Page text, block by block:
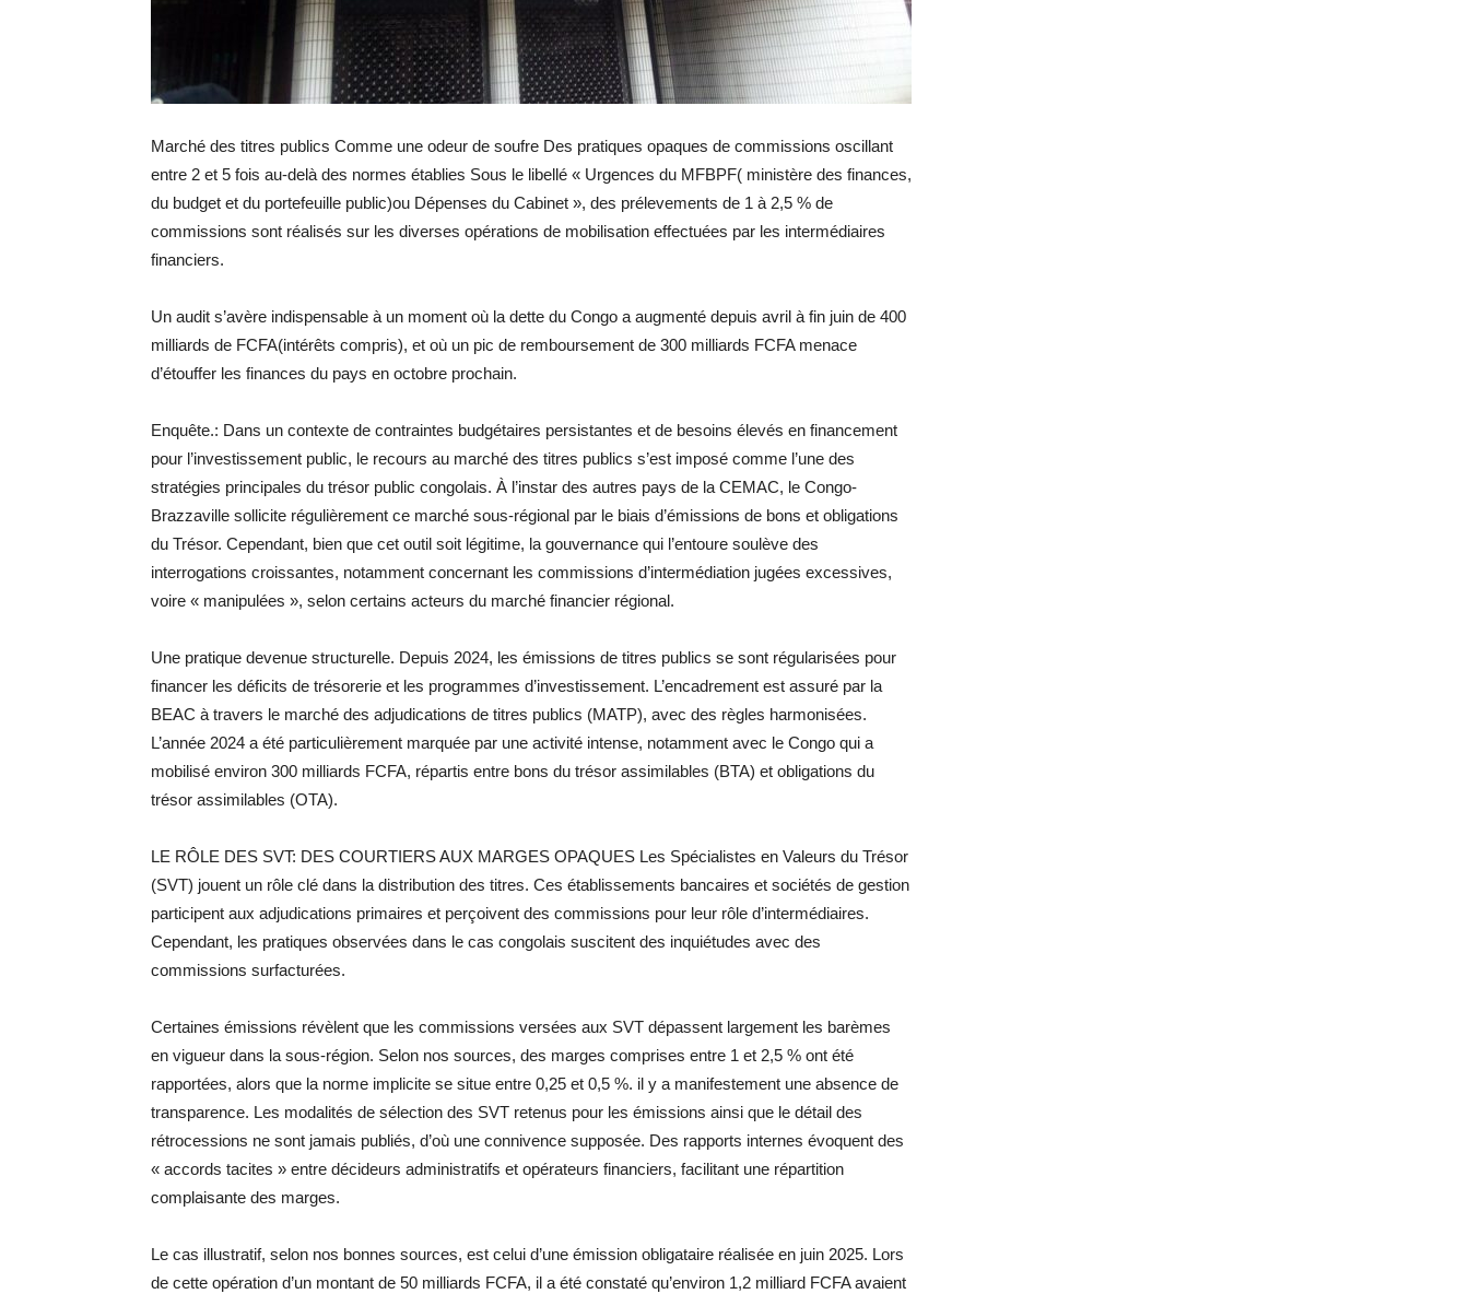
Marché des titres publics Comme une odeur de soufre Des pratiques opaques de commissions oscillant
entre 2 et 5 fois au-delà des normes établies Sous le libellé « Urgences du MFBPF( ministère des finances,
du budget et du portefeuille public)ou Dépenses du Cabinet », des prélevements de 1 à 2,5 % de
commissions sont réalisés sur les diverses opérations de mobilisation effectuées par les intermédiaires
financiers.
Un audit s’avère indispensable à un moment où la dette du Congo a augmenté depuis avril à fin juin de 400
milliards de FCFA(intérêts compris), et où un pic de remboursement de 300 milliards FCFA menace
d’étouffer les finances du pays en octobre prochain.
Enquête.: Dans un contexte de contraintes budgétaires persistantes et de besoins élevés en financement
pour l’investissement public, le recours au marché des titres publics s’est imposé comme l’une des
stratégies principales du trésor public congolais. À l’instar des autres pays de la CEMAC, le Congo-
Brazzaville sollicite régulièrement ce marché sous-régional par le biais d’émissions de bons et obligations
du Trésor. Cependant, bien que cet outil soit légitime, la gouvernance qui l’entoure soulève des
interrogations croissantes, notamment concernant les commissions d’intermédiation jugées excessives,
voire « manipulées », selon certains acteurs du marché financier régional.
Une pratique devenue structurelle. Depuis 2024, les émissions de titres publics se sont régularisées pour
financer les déficits de trésorerie et les programmes d’investissement. L’encadrement est assuré par la
BEAC à travers le marché des adjudications de titres publics (MATP), avec des règles harmonisées.
L’année 2024 a été particulièrement marquée par une activité intense, notamment avec le Congo qui a
mobilisé environ 300 milliards FCFA, répartis entre bons du trésor assimilables (BTA) et obligations du
trésor assimilables (OTA).
LE RÔLE DES SVT: DES COURTIERS AUX MARGES OPAQUES Les Spécialistes en Valeurs du Trésor
(SVT) jouent un rôle clé dans la distribution des titres. Ces établissements bancaires et sociétés de gestion
participent aux adjudications primaires et perçoivent des commissions pour leur rôle d’intermédiaires.
Cependant, les pratiques observées dans le cas congolais suscitent des inquiétudes avec des
commissions surfacturées.
Certaines émissions révèlent que les commissions versées aux SVT dépassent largement les barèmes
en vigueur dans la sous-région. Selon nos sources, des marges comprises entre 1 et 2,5 % ont été
rapportées, alors que la norme implicite se situe entre 0,25 et 0,5 %. il y a manifestement une absence de
transparence. Les modalités de sélection des SVT retenus pour les émissions ainsi que le détail des
rétrocessions ne sont jamais publiés, d’où une connivence supposée. Des rapports internes évoquent des
« accords tacites » entre décideurs administratifs et opérateurs financiers, facilitant une répartition
complaisante des marges.
Le cas illustratif, selon nos bonnes sources, est celui d’une émission obligataire réalisée en juin 2025. Lors
de cette opération d’un montant de 50 milliards FCFA, il a été constaté qu’environ 1,2 milliard FCFA avaient